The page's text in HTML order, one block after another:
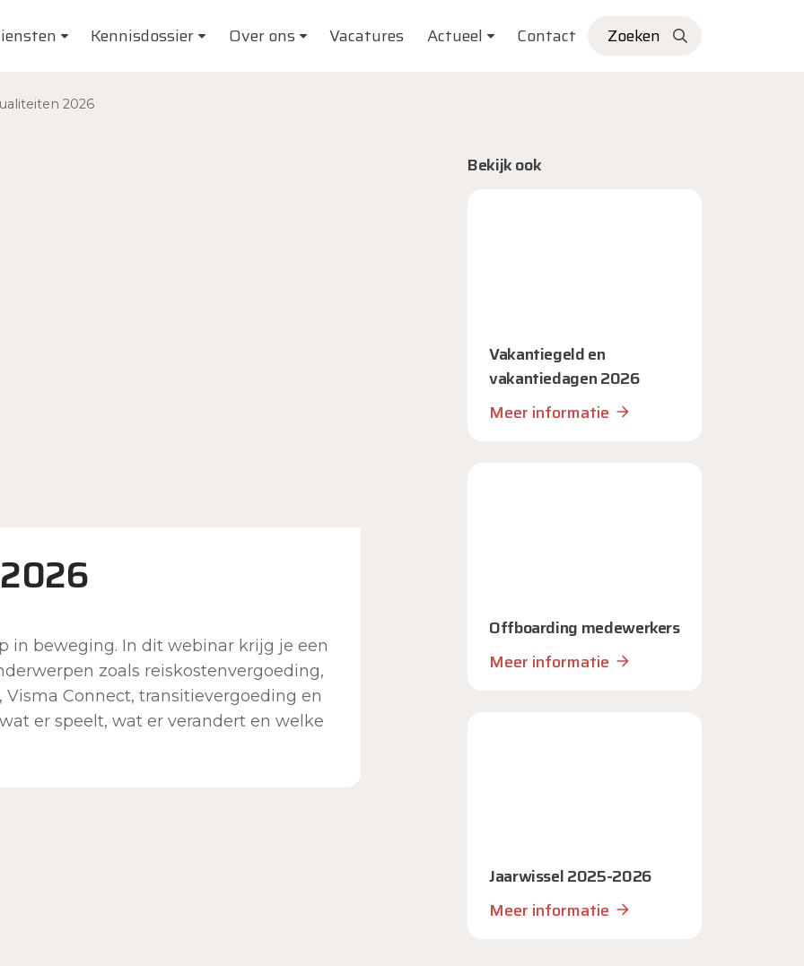
Kennisdossier Over ons Vacatures Actueel Contact Zoeken
2026
in beweging. In dit webinar krijg je een
zoals reiskostenvergoeding,
Connect, transitievergoeding en
er speelt, wat er verandert en welke
Bekijk ook
Vakantiegeld en
vakantiedagen 2026
Meer informatie
Offboarding medewerkers
Meer informatie
Jaarwissel 2025-2026
Meer informatie